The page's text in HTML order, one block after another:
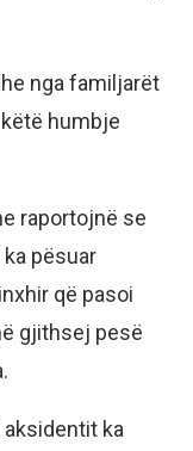
nga familjarët
humbje
raportojnë se
pësuar
që pasoi
gjithsej pesë
aksidentit ka